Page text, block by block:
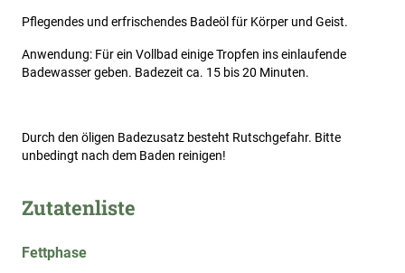
Pflegendes und erfrischendes Badeöl für Körper und Geist.
Anwendung: Für ein Vollbad einige Tropfen ins einlaufende
Badewasser geben. Badezeit ca. 15 bis 20 Minuten.
Durch den öligen Badezusatz besteht Rutschgefahr. Bitte
unbedingt nach dem Baden reinigen!
Zutatenliste
Fettphase